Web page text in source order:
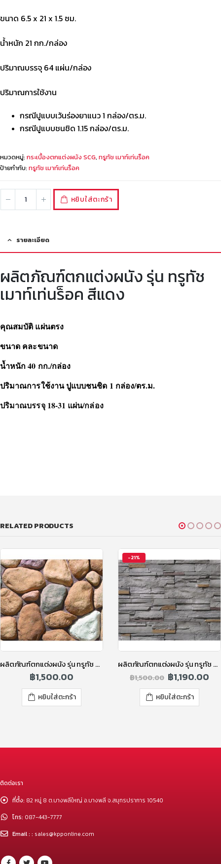
ขนาด 6.5 x 21 x 1.5 ซม.
น้ำหนัก 21 กก./กล่อง
ปริมาณบรรจุ 64 แผ่น/กล่อง
ปริมาณการใช้งาน
กรณีปูแบบเว้นร่องยาแนว 1 กล่อง/ตร.ม.
กรณีปูแบบชนชิด 1.15 กล่อง/ตร.ม.
หมวดหมู่:กระเบื้องตกแต่งผนัง SCG, ทรูทัช เมาท์เท่นร็อค
ป้ายกำกับ:ทรูทัช เมาท์เท่นร็อค
หยิบใส่ตะกร้า
รายละเอียด
ผลิตภัณฑ์ตกแต่งผนัง รุ่น ทรูทัช
เมาท์เท่นร็อค สีแดง
คุณสมบัติ แผ่นตรง
ขนาด คละขนาด
น้ำหนัก 40 กก./กล่อง
ปริมาณการใช้งาน ปูแบบชนชิด 1 กล่อง/ตร.ม.
ปริมาณบรรจุ 18-31 แผ่น/กล่อง
RELATED PRODUCTS
ผลิตภัณฑ์ตกแต่งผนัง รุ่น ทรูทัช ริเวอร์ ร็อค คละสี
฿1,500.00
หยิบใส่ตะกร้า
-21%
ผลิตภัณฑ์ตกแต่งผนัง รุ่น ทรูทัช ทูโทน สีฟลิ้นเกรย์
฿1,500.00 ฿1,190.00
หยิบใส่ตะกร้า
ติดต่อเรา
ที่ตั้ง: 82 หมู่ 8 ต.บางพลีใหญ่ อ.บางพลี จ.สมุทรปราการ 10540
โทร: 087-443-7777
Email : : sales@kpponline.com